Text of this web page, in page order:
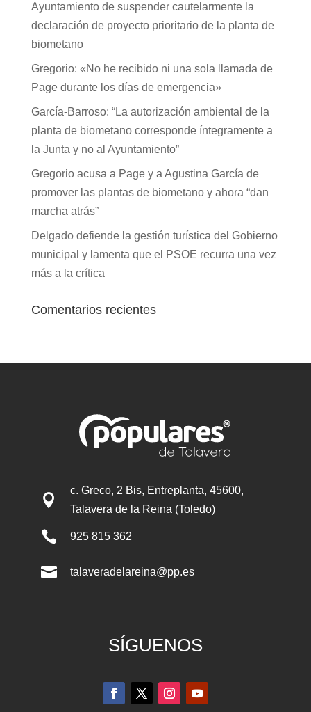
Ayuntamiento de suspender cautelarmente la
declaración de proyecto prioritario de la planta de
biometano
Gregorio: «No he recibido ni una sola llamada de
Page durante los días de emergencia»
García-Barroso: “La autorización ambiental de la
planta de biometano corresponde íntegramente a
la Junta y no al Ayuntamiento”
Gregorio acusa a Page y a Agustina García de
promover las plantas de biometano y ahora “dan
marcha atrás”
Delgado defiende la gestión turística del Gobierno
municipal y lamenta que el PSOE recurra una vez
más a la crítica
Comentarios recientes

c. Greco, 2 Bis, Entreplanta, 45600,
Talavera de la Reina (Toledo)
 925 815 362
 talaveradelareina@pp.es
SÍGUENOS